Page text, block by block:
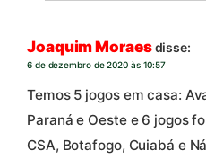
Joaquim Moraesdisse:
6 de dezembro de 2020 às 10:57
Temos 5 jogos em casa:
Paraná e Oeste e 6 jogos
CSA, Botafogo, Cuiabá e